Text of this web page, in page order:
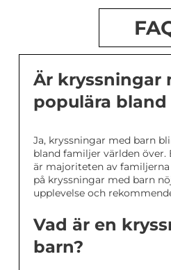
Är kryssningar
populära
Ja, kryssningar med barn
bland familjer världen
är majoriteten av
på kryssningar med barn
upplevelse och
Vad är en
barn?